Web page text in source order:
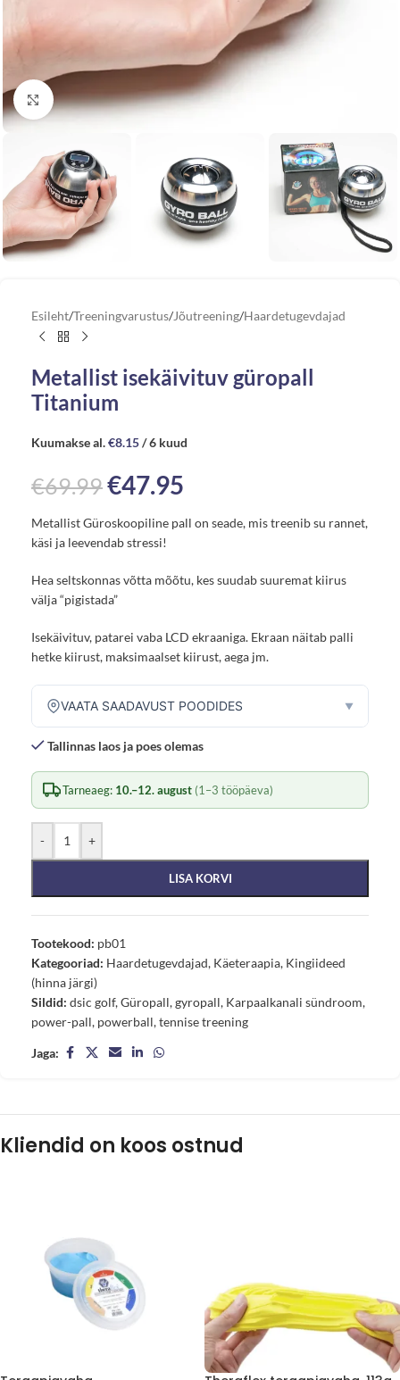
Vaata suuremat pilti
Esileht/Treeningvarustus/Jõutreening/Haardetugevdajad
Metallist isekäivituv güropall
Titanium
Kuumakse al.€8.15/ 6 kuud
€69.99€47.95
Metallist Güroskoopiline pall on seade, mis treenib su rannet,
käsi ja leevendab stressi!
Hea seltskonnas võtta mõõtu, kes suudab suuremat kiirus
välja “pigistada”
Isekäivituv, patarei vaba LCD ekraaniga. Ekraan näitab palli
hetke kiirust, maksimaalset kiirust, aega jm.
VAATA SAADAVUST POODIDES ▼
Tallinnas laos ja poes olemas
Tarneaeg: 10.–12. august (1–3 tööpäeva)
- +
LISA KORVI
Tootekood: pb01
Kategooriad: Haardetugevdajad, Käeteraapia, Kingiideed
(hinna järgi)
Sildid: dsic golf,Güropall,gyropall, Karpaalkanali sündroom,
power-pall, powerball,tennise treening
Jaga:
Kliendid on koos ostnud